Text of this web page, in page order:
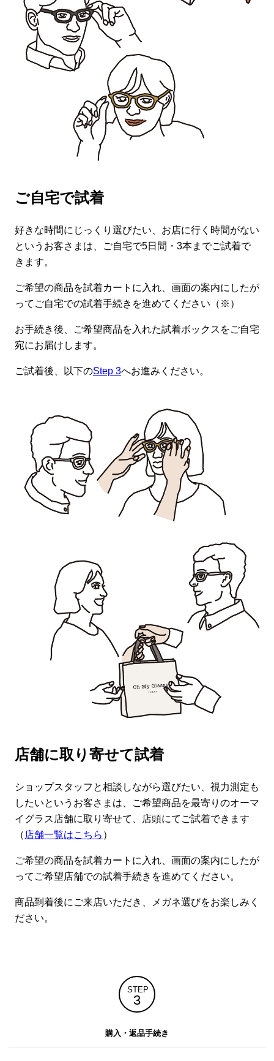
ご自宅で試着
好きな時間にじっくり選びたい、お店に行く時間がない
というお客さまは、ご自宅で5日間・3本までご試着で
きます。
ご希望の商品を試着カートに入れ、画面の案内にしたが
ってご自宅での試着手続きを進めてください（※）
お手続き後、ご希望商品を入れた試着ボックスをご自宅
宛にお届けします。
ご試着後、以下のStep 3へお進みください。
店舗に取り寄せて試着
ショップスタッフと相談しながら選びたい、視力測定も
したいというお客さまは、ご希望商品を最寄りのオーマ
イグラス店舗に取り寄せて、店頭にてご試着できます
（ 店舗一覧はこちら ）
ご希望の商品を試着カートに入れ、画面の案内にしたが
ってご希望店舗での試着手続きを進めてください。
商品到着後にご来店いただき、メガネ選びをお楽しみく
ださい。
STEP
3
購入・返品手続き